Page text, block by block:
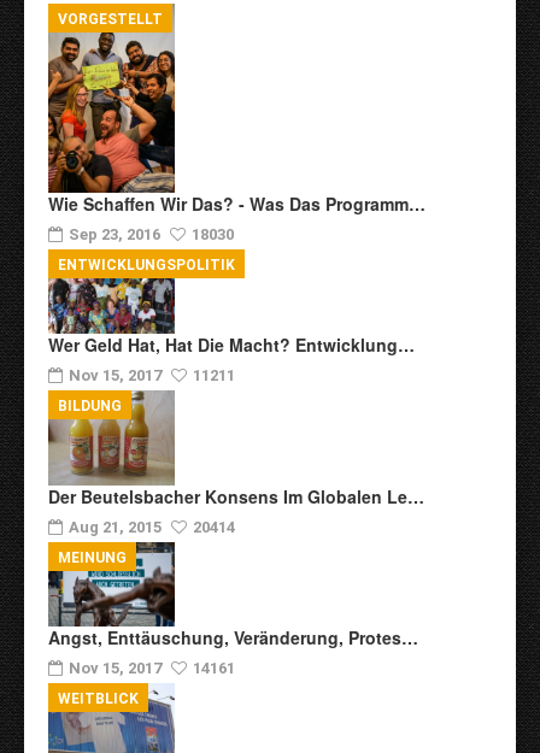
Wie Schaffen Wir Das? - Was Das Programm…
Sep 23, 2016 18030
VORGESTELLT
Wer Geld Hat, Hat Die Macht? Entwicklung…
Nov 15, 2017 11211
ENTWICKLUNGSPOLITIK
Der Beutelsbacher Konsens Im Globalen Le…
Aug 21, 2015 20414
BILDUNG
Angst, Enttäuschung, Veränderung, Protes…
Nov 15, 2017 14161
MEINUNG
WEITBLICK